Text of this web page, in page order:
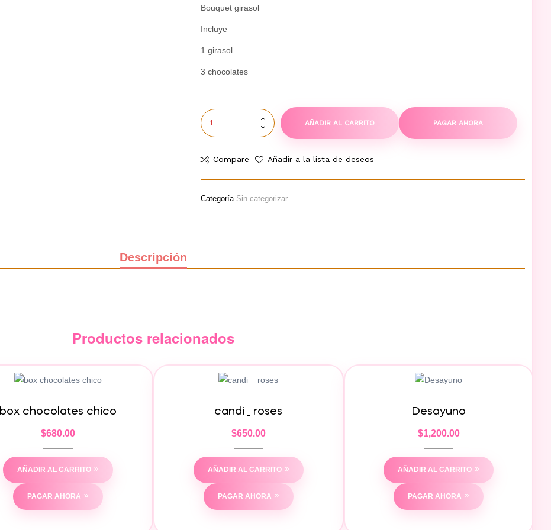
Bouquet girasol
Incluye
1 girasol
3 chocolates
AÑADIR AL CARRITO PAGAR AHORA
Compare Añadir a la lista de deseos
Categoría Sin categorizar
Descripción
Productos relacionados
box chocolates chico
$680.00
AÑADIR AL CARRITO
PAGAR AHORA
candi _ roses
$650.00
AÑADIR AL CARRITO
PAGAR AHORA
Desayuno
$1,200.00
AÑADIR AL CARRITO
PAGAR AHORA